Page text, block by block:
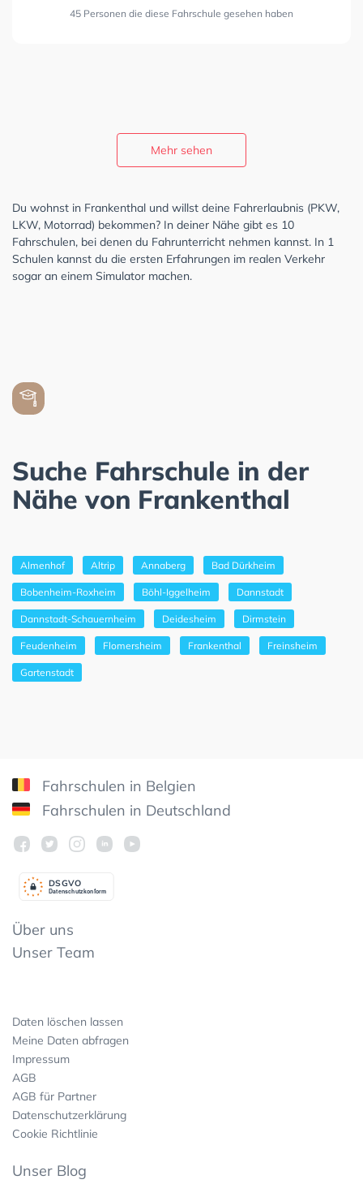
45 Personen die diese Fahrschule gesehen haben
Mehr sehen
Du wohnst in Frankenthal und willst deine Fahrerlaubnis (PKW,
LKW, Motorrad) bekommen? In deiner Nähe gibt es 10
Fahrschulen, bei denen du Fahrunterricht nehmen kannst. In 1
Schulen kannst du die ersten Erfahrungen im realen Verkehr
sogar an einem Simulator machen.
Suche Fahrschule in der
Nähe von Frankenthal
Almenhof Altrip Annaberg Bad Dürkheim
Bobenheim-Roxheim Böhl-Iggelheim Dannstadt
Dannstadt-Schauernheim Deidesheim Dirmstein
Feudenheim Flomersheim Frankenthal Freinsheim
Gartenstadt
Fahrschulen in Belgien
Fahrschulen in Deutschland
Datenschutzkonform
DSGVO
Über uns
Unser Team
Daten löschen lassen
Meine Daten abfragen
Impressum
AGB
AGB für Partner
Datenschutzerklärung
Cookie Richtlinie
Unser Blog